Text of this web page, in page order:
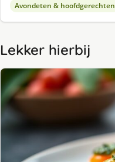
Avondeten & hoofdgerechten
Lekker hierbij